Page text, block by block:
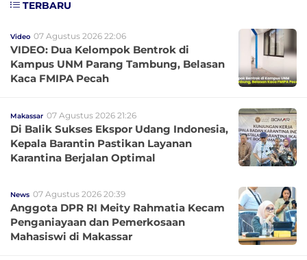
TERBARU
Video 07 Agustus 2026 22:06
VIDEO: Dua Kelompok Bentrok di
Kampus UNM Parang Tambung, Belasan
Kaca FMIPA Pecah
Makassar 07 Agustus 2026 21:26
Di Balik Sukses Ekspor Udang Indonesia,
Kepala Barantin Pastikan Layanan
Karantina Berjalan Optimal
News 07 Agustus 2026 20:39
Anggota DPR RI Meity Rahmatia Kecam
Penganiayaan dan Pemerkosaan
Mahasiswi di Makassar